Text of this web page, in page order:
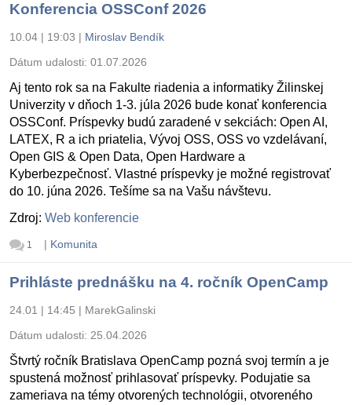
Konferencia OSSConf 2026
10.04 | 19:03 | Miroslav Bendík
Dátum udalosti: 01.07.2026
Aj tento rok sa na Fakulte riadenia a informatiky Žilinskej
Univerzity v dňoch 1-3. júla 2026 bude konať konferencia
OSSConf. Príspevky budú zaradené v sekciách: Open AI,
LATEX, R a ich priatelia, Vývoj OSS, OSS vo vzdelávaní,
Open GIS & Open Data, Open Hardware a
Kyberbezpečnosť. Vlastné príspevky je možné registrovať
do 10. júna 2026. Tešíme sa na Vašu návštevu.
Zdroj: Web konferencie
1 | Komunita
Prihláste prednášku na 4. ročník OpenCamp
24.01 | 14:45 | MarekGalinski
Dátum udalosti: 25.04.2026
Štvrtý ročník Bratislava OpenCamp pozná svoj termín a je
spustená možnosť prihlasovať príspevky. Podujatie sa
zameriava na témy otvorených technológii, otvoreného